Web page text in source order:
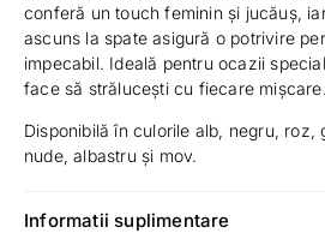
conferă un touch feminin și jucăuș,
ascuns la spate asigură o potrivire
impecabil. Ideală pentru ocazii
face să strălucești cu fiecare mișcare.
Disponibilă în culorile alb, negru, roz,
nude, albastru și mov.
Informatii suplimentare